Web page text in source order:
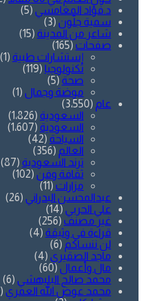
د.فؤاد المغامسي (5)
سمية جلّون (3)
شاعر من المدينة (15)
صفحات (165)
إستشارات طبية (1)
تكنولوجيا (119)
صحة (5)
موضة وجمال (1)
عام (3٬550)
السعودية (1٬826)
السعودية (1٬607)
السياحة (42)
العالم (356)
ترند السعودية (87)
ثقافة وفن (102)
مزارات (11)
عبدالمحسن البدراني (26)
علي الحربي (14)
غير مصنف (256)
قراءة في وثيقة (4)
لن ننساكم (6)
ماجد الصقيري (4)
مال وأعمال (60)
محمد صالح البليهشي (6)
محمد عوض الله العمري (45)